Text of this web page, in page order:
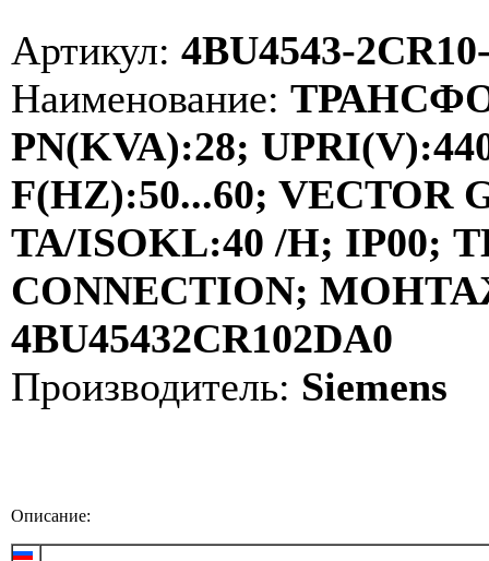
Артикул: 4BU4543-
Наименование:
PN(KVA):28;
F(HZ):50...60; VECTOR
TA/ISOKL:40 /H;
CONNECTION;
4BU45432CR102DA0
Производитель: Siemens
Описание: